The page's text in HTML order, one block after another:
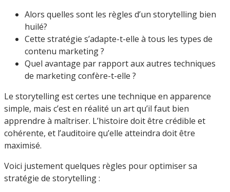
Alors quelles sont les règles d’un storytelling bien
huilé?
Cette stratégie s’adapte-t-elle à tous les types de
contenu marketing ?
Quel avantage par rapport aux autres techniques
de marketing confère-t-elle ?
Le storytelling est certes une technique en apparence
simple, mais c’est en réalité un art qu’il faut bien
apprendre à maîtriser. L’histoire doit être crédible et
cohérente, et l’auditoire qu’elle atteindra doit être
maximisé.
Voici justement quelques règles pour optimiser sa
stratégie de storytelling :